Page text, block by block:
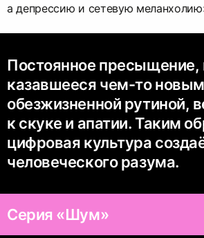
а депрессию и сетевую
Постоянное пресыщение,
казавшееся чем-то
обезжизненной рутиной,
к скуке и апатии. Таким
цифровая культура
человеческого разума.
Серия «Шум»